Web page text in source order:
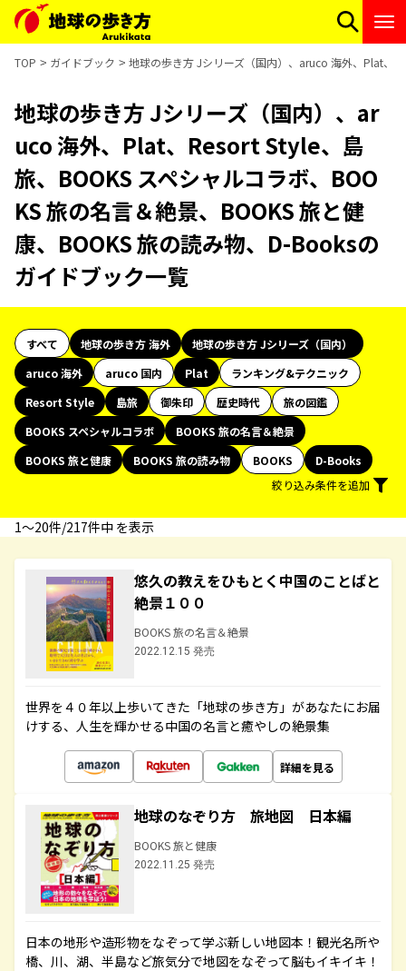
TOP ガイドブック 地球の歩き方 Jシリーズ（国内）、aruco 海外、Plat、
地球の歩き方 Jシリーズ（国内）、ar
uco 海外、Plat、Resort Style、島
旅、BOOKS スペシャルコラボ、BOO
KS 旅の名言＆絶景、BOOKS 旅と健
康、BOOKS 旅の読み物、D-Booksの
ガイドブック一覧
すべて 地球の歩き方 海外
地球の歩き方 Jシリーズ（国内）
aruco 海外
aruco 国内 Plat
ランキング&テクニック
Resort Style
島旅 御朱印 歴史時代
旅の図鑑
BOOKS スペシャルコラボ
BOOKS 旅の名言＆絶景
BOOKS 旅と健康
BOOKS 旅の読み物 BOOKS
D-Books
絞り込み条件を追加
1〜20件/217件中 を表示
悠久の教えをひもとく中国のことばと
絶景１００
BOOKS 旅の名言＆絶景
2022.12.15 発売
世界を４０年以上歩いてきた「地球の歩き方」があなたにお届
けする、人生を輝かせる中国の名言と癒やしの絶景集
詳細を見る
地球のなぞり方 旅地図 日本編
BOOKS 旅と健康
2022.11.25 発売
日本の地形や造形物をなぞって学ぶ新しい地図本！観光名所や
橋、川、湖、半島など旅気分で地図をなぞって脳もイキイキ！